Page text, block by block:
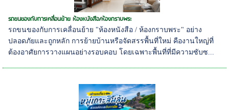
รถขนของกับการเคลื่อนย้าย ห้องหนังสือ/ห้องกราบพระ
รถขนของกับการเคลื่อนย้าย "ห้องหนังสือ / ห้องกราบพระ" อย่าง
ปลอดภัยและถูกหลัก การย้ายบ้านหรือจัดสรรพื้นที่ใหม่ คืองานใหญ่ที่
ต้องอาศัยการวางแผนอย่างรอบคอบ โดยเฉพาะพื้นที่ที่มีความซับซ...